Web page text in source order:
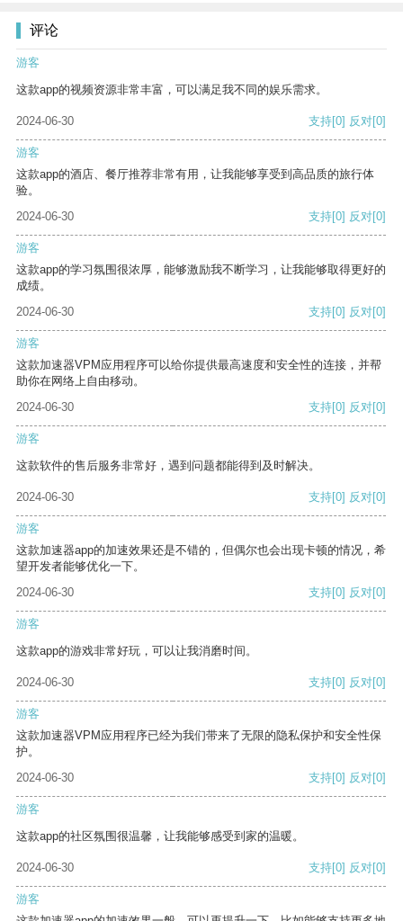
评论
游客
这款app的视频资源非常丰富，可以满足我不同的娱乐需求。
2024-06-30 支持[0] 反对[0]
游客
这款app的酒店、餐厅推荐非常有用，让我能够享受到高品质的旅行体
验。
2024-06-30
支持[0] 反对[0]
游客
这款app的学习氛围很浓厚，能够激励我不断学习，让我能够取得更好的
成绩。
2024-06-30
支持[0] 反对[0]
游客
这款加速器VPM应用程序可以给你提供最高速度和安全性的连接，并帮
助你在网络上自由移动。
2024-06-30
支持[0] 反对[0]
游客
这款软件的售后服务非常好，遇到问题都能得到及时解决。
2024-06-30 支持[0] 反对[0]
游客
这款加速器app的加速效果还是不错的，但偶尔也会出现卡顿的情况，希
望开发者能够优化一下。
2024-06-30
支持[0] 反对[0]
游客
这款app的游戏非常好玩，可以让我消磨时间。
2024-06-30 支持[0] 反对[0]
游客
这款加速器VPM应用程序已经为我们带来了无限的隐私保护和安全性保
护。
2024-06-30
支持[0] 反对[0]
游客
这款app的社区氛围很温馨，让我能够感受到家的温暖。
2024-06-30 支持[0] 反对[0]
游客